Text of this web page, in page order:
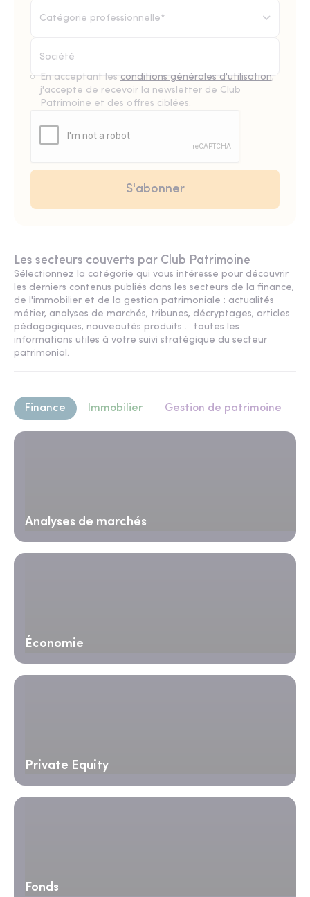
Catégorie professionnelle*
En acceptant les conditions générales d'utilisation,
j'accepte de recevoir la newsletter de Club
Patrimoine et des offres ciblées.
Les secteurs couverts par Club Patrimoine
Sélectionnez la catégorie qui vous intéresse pour découvrir
les derniers contenus publiés dans les secteurs de la finance,
de l'immobilier et de la gestion patrimoniale : actualités
métier, analyses de marchés, tribunes, décryptages, articles
pédagogiques, nouveautés produits ... toutes les
informations utiles à votre suivi stratégique du secteur
patrimonial.
Finance Immobilier Gestion de patrimoine
Analyses de marchés
Économie
Private Equity
Fonds